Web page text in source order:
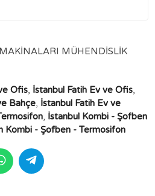
MÜHENDİSLİK
Ofis, İstanbul Fatih Ev ve Ofis,
Bahçe, İstanbul Fatih Ev ve
, İstanbul Kombi - Şofben
Kombi - Şofben - Termosifon